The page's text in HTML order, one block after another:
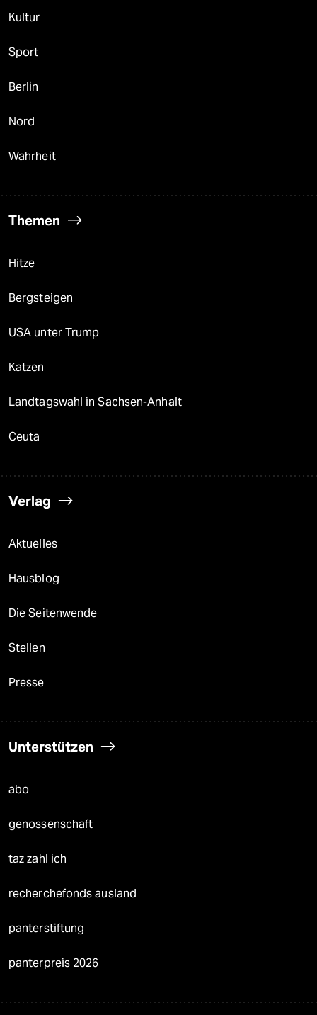
Kultur
Sport
Berlin
Nord
Wahrheit
Themen
Hitze
Bergsteigen
USA unter Trump
Katzen
Landtagswahl in Sachsen-Anhalt
Ceuta
Verlag
Aktuelles
Hausblog
Die Seitenwende
Stellen
Presse
Unterstützen
abo
genossenschaft
taz zahl ich
recherchefonds ausland
panterstiftung
panterpreis 2026